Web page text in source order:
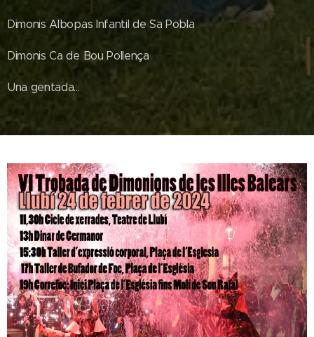
Dimonis Albopas Infantil de Sa Pobla
Dimonis Ca de Bou Pollença
Una gentada...